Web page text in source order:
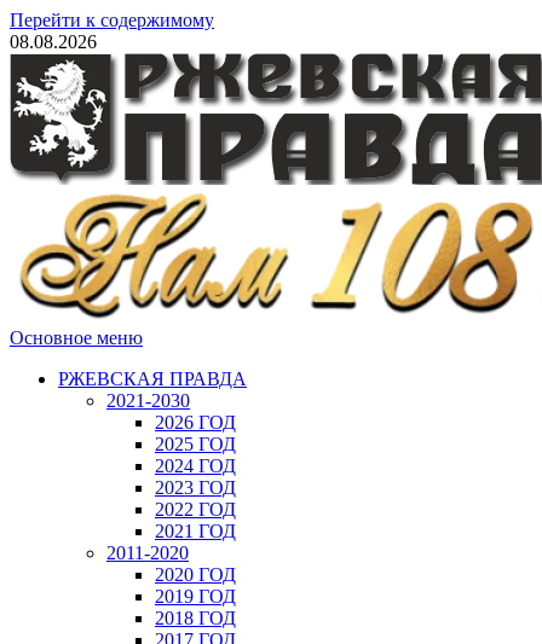
Перейти к содержимому
08.08.2026
Основное меню
РЖЕВСКАЯ ПРАВДА
2021-2030
2026 ГОД
2025 ГОД
2024 ГОД
2023 ГОД
2022 ГОД
2021 ГОД
2011-2020
2020 ГОД
2019 ГОД
2018 ГОД
2017 ГОД